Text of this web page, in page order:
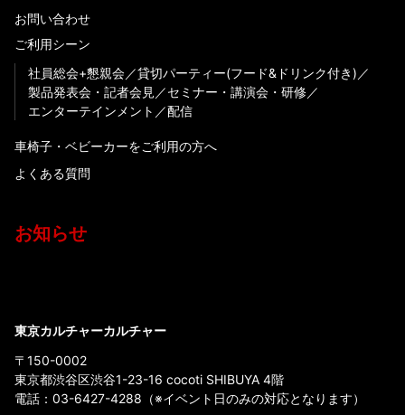
お問い合わせ
ご利用シーン
社員総会+懇親会
貸切パーティー(フード&ドリンク付き)
製品発表会・記者会見
セミナー・講演会・研修
エンターテインメント
配信
車椅子・ベビーカーをご利用の方へ
よくある質問
お知らせ
東京カルチャーカルチャー
〒150-0002
東京都渋谷区渋谷1-23-16 cocoti SHIBUYA 4階
電話： 03-6427-4288 （※イベント日のみの対応となります）